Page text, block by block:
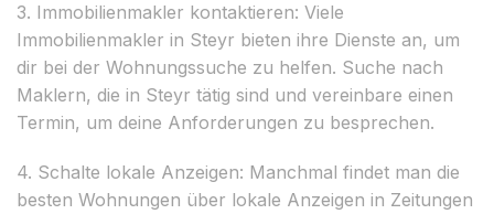
3. Immobilienmakler kontaktieren: Viele
Immobilienmakler in Steyr bieten ihre Dienste an, um
dir bei der Wohnungssuche zu helfen. Suche nach
Maklern, die in Steyr tätig sind und vereinbare einen
Termin, um deine Anforderungen zu besprechen.
4. Schalte lokale Anzeigen: Manchmal findet man die
besten Wohnungen über lokale Anzeigen in Zeitungen